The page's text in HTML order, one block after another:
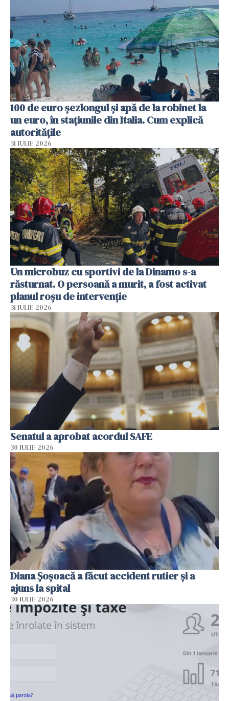
100 de euro șezlongul și apă de la robinet la
un euro, în stațiunile din Italia. Cum explică
autoritățile
31 IULIE 2026
Un microbuz cu sportivi de la Dinamo s-a
răsturnat. O persoană a murit, a fost activat
planul roșu de intervenție
31 IULIE 2026
Senatul a aprobat acordul SAFE
30 IULIE 2026
Diana Șoșoacă a făcut accident rutier și a
ajuns la spital
30 IULIE 2026